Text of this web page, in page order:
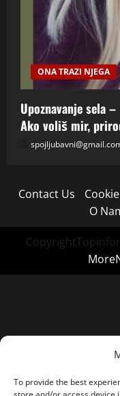
To provide the best
ONA TRAZI NJEGA
Upoznavanje sela
Ako voliš mir,
Contact Us
O